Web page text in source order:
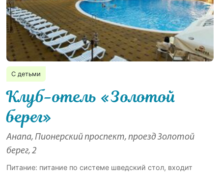
С детьми
Клуб-отель «Золотой
берег»
Анапа, Пионерский проспект, проезд Золотой
берег, 2
Питание: питание по системе шведский стол, входит